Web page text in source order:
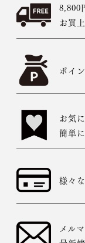
8,800
お買
ポイ
お気
簡単
様々
メル